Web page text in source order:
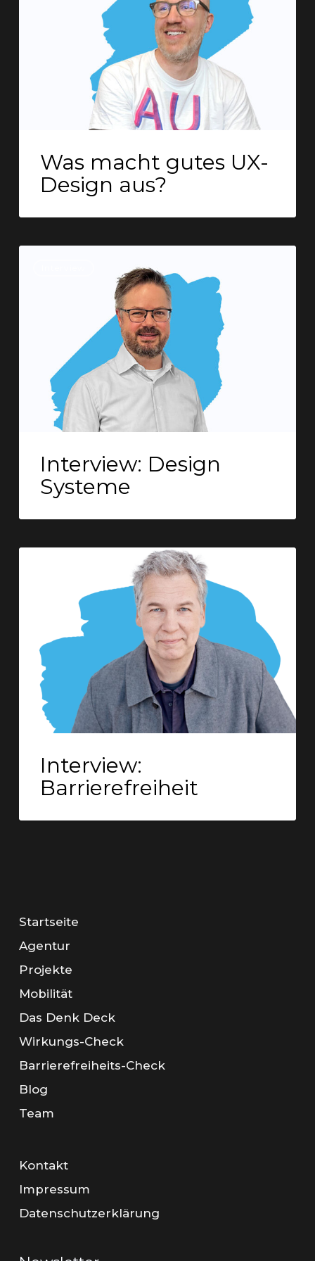
Was macht gutes UX-
Design aus?
Interview: Design
Systeme
Interview:
Barrierefreiheit
Startseite
Agentur
Projekte
Mobilität
Das Denk Deck
Wirkungs-Check
Barrierefreiheits-Check
Blog
Team
Kontakt
Impressum
Datenschutzerklärung